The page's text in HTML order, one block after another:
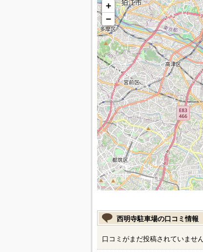
+
−
西明寺駐車場の口コミ情報
口コミがまだ投稿されていません